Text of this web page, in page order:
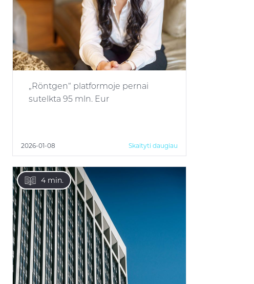
„Röntgen“ platformoje pernai
sutelkta 95 mln. Eur
2026-01-08 Skaityti daugiau
4 min.